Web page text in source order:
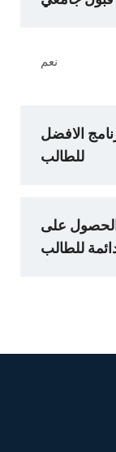
نعم
الافضل
للطالب
على
للطالب